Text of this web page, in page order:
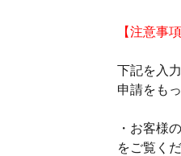
【注意事
下記を入
申請をも
・お客様
をご覧くだ